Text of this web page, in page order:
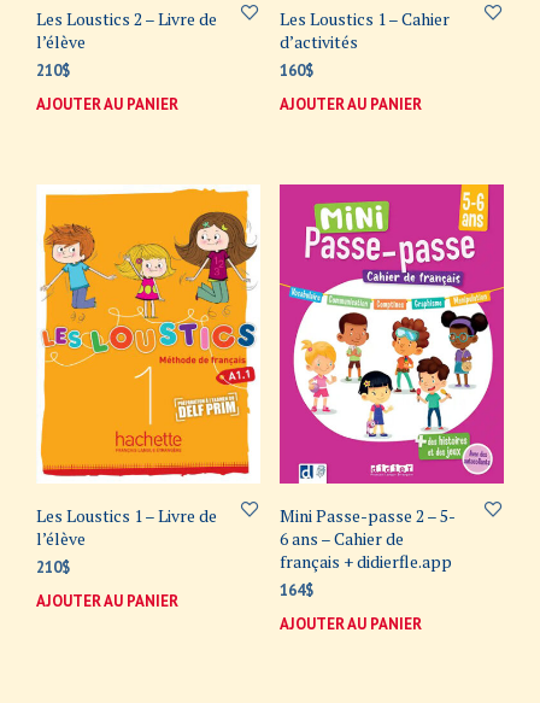
Les Loustics 2 – Livre de
l’élève
210$
AJOUTER AU PANIER
Les Loustics 1 – Cahier
d’activités
160$
AJOUTER AU PANIER
Les Loustics 1 – Livre de
l’élève
210$
AJOUTER AU PANIER
Mini Passe-passe 2 – 5-
6 ans – Cahier de
français + didierfle.app
164$
AJOUTER AU PANIER